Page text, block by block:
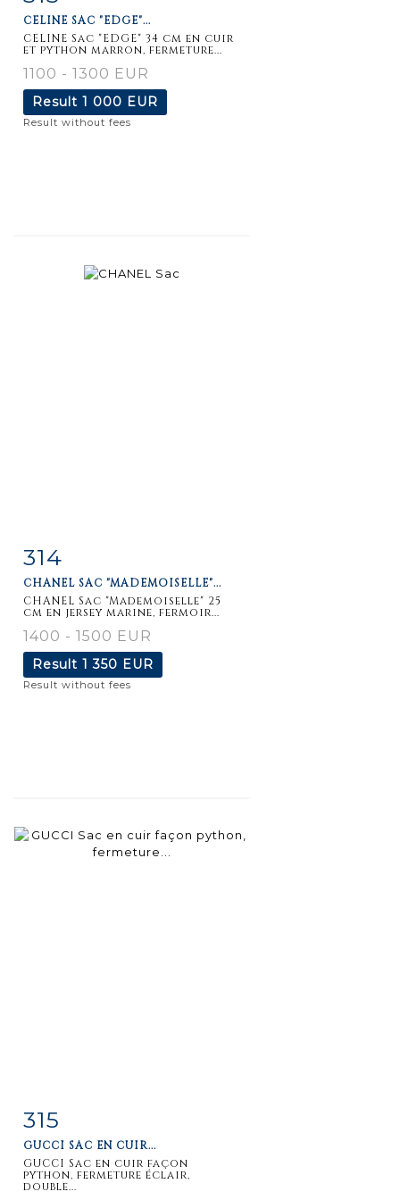
CELINE SAC "EDGE"...
CELINE Sac "EDGE" 34 cm en cuir
et python marron, fermeture...
1100 - 1300 EUR
Result 1 000 EUR
Result without fees
Item detail
314
CHANEL SAC "MADEMOISELLE"...
CHANEL Sac "Mademoiselle" 25
cm en jersey marine, fermoir...
1400 - 1500 EUR
Result 1 350 EUR
Result without fees
Item detail
315
GUCCI SAC EN CUIR...
GUCCI Sac en cuir façon
python, fermeture éclair,
double...